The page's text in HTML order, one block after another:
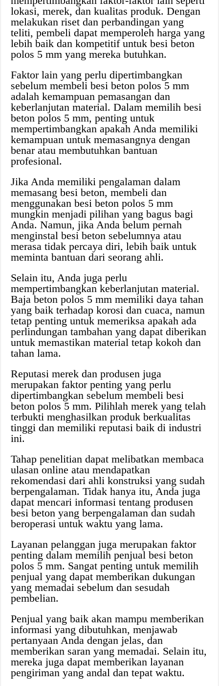
lokasi, merek, dan kualitas produk. Dengan
melakukan riset dan perbandingan yang
teliti, pembeli dapat memperoleh harga yang
lebih baik dan kompetitif untuk besi beton
polos 5 mm yang mereka butuhkan.
Faktor lain yang perlu dipertimbangkan
sebelum membeli besi beton polos 5 mm
adalah kemampuan pemasangan dan
keberlanjutan material. Dalam memilih besi
beton polos 5 mm, penting untuk
mempertimbangkan apakah Anda memiliki
kemampuan untuk memasangnya dengan
benar atau membutuhkan bantuan
profesional.
Jika Anda memiliki pengalaman dalam
memasang besi beton, membeli dan
menggunakan besi beton polos 5 mm
mungkin menjadi pilihan yang bagus bagi
Anda. Namun, jika Anda belum pernah
menginstal besi beton sebelumnya atau
merasa tidak percaya diri, lebih baik untuk
meminta bantuan dari seorang ahli.
Selain itu, Anda juga perlu
mempertimbangkan keberlanjutan material.
Baja beton polos 5 mm memiliki daya tahan
yang baik terhadap korosi dan cuaca, namun
tetap penting untuk memeriksa apakah ada
perlindungan tambahan yang dapat diberikan
untuk memastikan material tetap kokoh dan
tahan lama.
Reputasi merek dan produsen juga
merupakan faktor penting yang perlu
dipertimbangkan sebelum membeli besi
beton polos 5 mm. Pilihlah merek yang telah
terbukti menghasilkan produk berkualitas
tinggi dan memiliki reputasi baik di industri
ini.
Tahap penelitian dapat melibatkan membaca
ulasan online atau mendapatkan
rekomendasi dari ahli konstruksi yang sudah
berpengalaman. Tidak hanya itu, Anda juga
dapat mencari informasi tentang produsen
besi beton yang berpengalaman dan sudah
beroperasi untuk waktu yang lama.
Layanan pelanggan juga merupakan faktor
penting dalam memilih penjual besi beton
polos 5 mm. Sangat penting untuk memilih
penjual yang dapat memberikan dukungan
yang memadai sebelum dan sesudah
pembelian.
Penjual yang baik akan mampu memberikan
informasi yang dibutuhkan, menjawab
pertanyaan Anda dengan jelas, dan
memberikan saran yang memadai. Selain itu,
mereka juga dapat memberikan layanan
pengiriman yang andal dan tepat waktu.